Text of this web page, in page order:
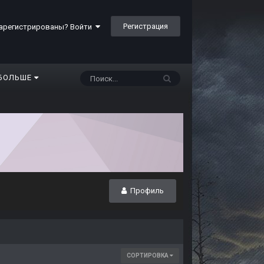
Войти Регистрация
Профиль
СОРТИРОВКА